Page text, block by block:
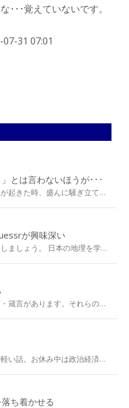
･･･覚えていないです。
07-31 07:01
とは言わないほうが･･･
起きた時、盛んに騒ぎ立て…
が興味深い
ましょう。 日本の地理を学…
箴言があります。それらの…
い話。お休み中は政治経済…
ち着かせる